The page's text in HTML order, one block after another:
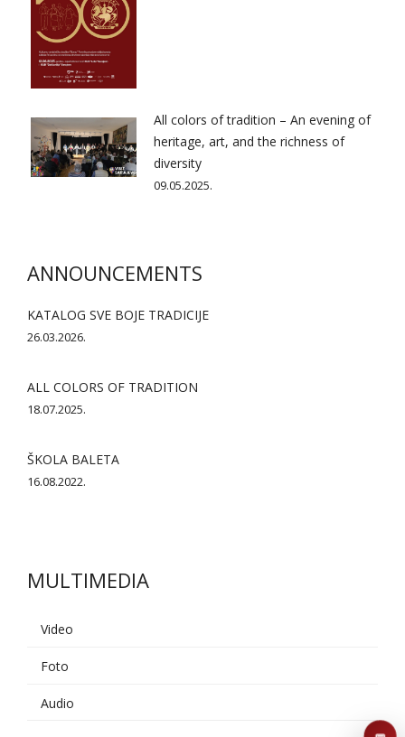
All colors of tradition – An evening of
heritage, art, and the richness of
diversity
09.05.2025.
ANNOUNCEMENTS
KATALOG SVE BOJE TRADICIJE
26.03.2026.
ALL COLORS OF TRADITION
18.07.2025.
ŠKOLA BALETA
16.08.2022.
MULTIMEDIA
Video
Foto
Audio
AI asistent